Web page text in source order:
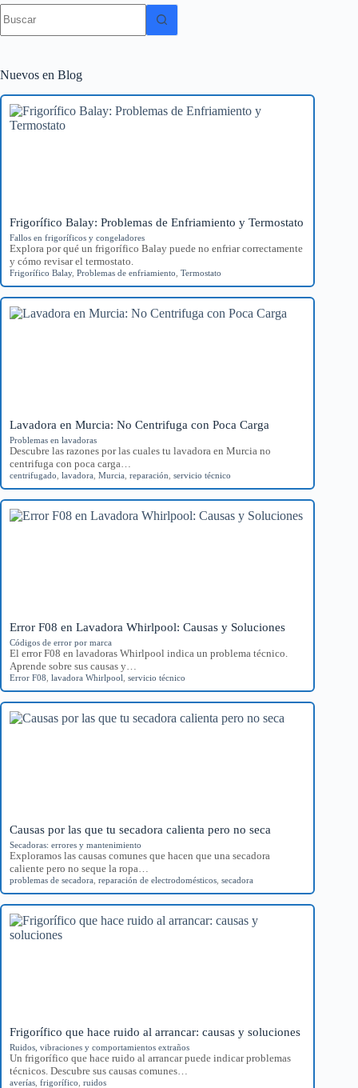
resultados
Nuevos en Blog
Frigorífico Balay: Problemas de Enfriamiento y Termostato
Fallos en frigoríficos y congeladores
Explora por qué un frigorífico Balay puede no enfriar correctamente
y cómo revisar el termostato.
Frigorífico Balay, Problemas de enfriamiento Termostato
Lavadora en Murcia: No Centrifuga con Poca Carga
Problemas en lavadoras
Descubre las razones por las cuales tu lavadora en Murcia no
centrifuga con poca carga…
centrifugado lavadora Murcia reparación servicio técnico
Error F08 en Lavadora Whirlpool: Causas y Soluciones
Códigos de error por marca
El error F08 en lavadoras Whirlpool indica un problema técnico.
Aprende sobre sus causas y…
Error F08 lavadora Whirlpool servicio técnico
Causas por las que tu secadora calienta pero no seca
Secadoras: errores y mantenimiento
Exploramos las causas comunes que hacen que una secadora
caliente pero no seque la ropa…
problemas de secadora reparación de electrodomésticos secadora
Frigorífico que hace ruido al arrancar: causas y soluciones
Ruidos, vibraciones y comportamientos extraños
Un frigorífico que hace ruido al arrancar puede indicar problemas
técnicos. Descubre sus causas comunes…
averías frigorífico ruidos